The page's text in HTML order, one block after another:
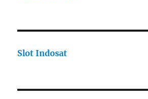
Slot Indosat